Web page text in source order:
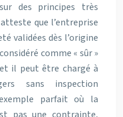
des principes très
que l’entreprise
validées dès l’origine
comme « sûr »
il peut être chargé à
sans inspection
parfait où la